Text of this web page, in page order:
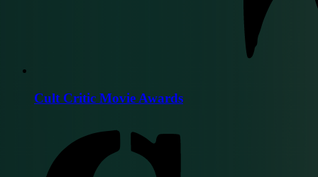
Cult Critic Movie Awards